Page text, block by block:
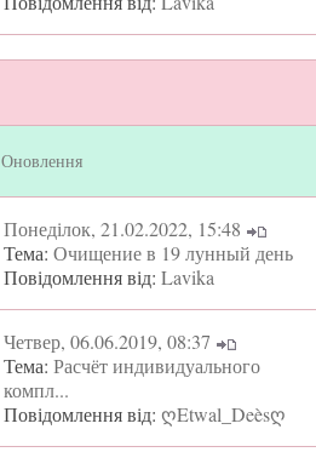
Оновлення
Понеділок, 21.02.2022, 15:48
Тема: Очищение в 19 лунный день
Повідомлення від: Lavika
Четвер, 06.06.2019, 08:37
Тема: Расчёт индивидуального
компл...
Повідомлення від: ღEtwal_Deèsღ